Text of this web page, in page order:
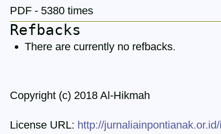
PDF - 5380 times
Refbacks
There are currently no refbacks.
Copyright (c) 2018 Al-Hikmah
License URL: http://